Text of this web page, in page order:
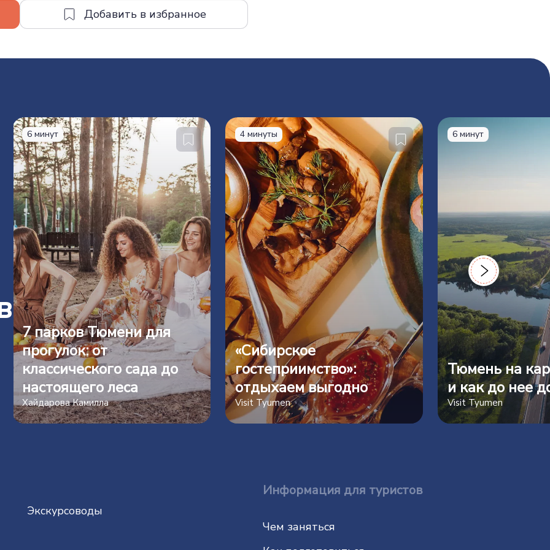
6 минут
7 парков Тюмени для
прогулок: от
классического сада до
настоящего леса
Хайдарова Камилла
4 минуты
«Сибирское
гостеприимство»:
отдыхаем выгодно
Visit Tyumen
6 минут
Тюмень на
и как до нее
Visit Tyumen
Экскурсоводы
Информация для туристов
Чем заняться